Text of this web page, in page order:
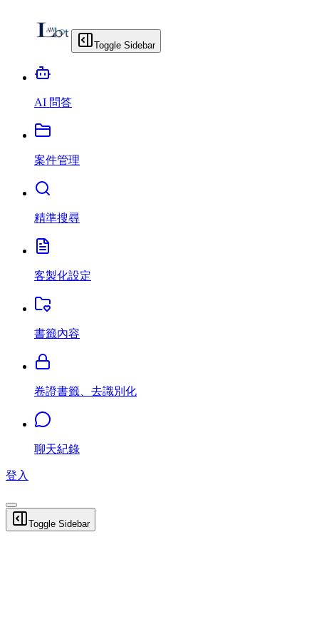
Toggle Sidebar
AI 問答
案件管理
精準搜尋
客製化設定
書籤內容
卷證書籤、去識別化
聊天紀錄
登入
Toggle Sidebar